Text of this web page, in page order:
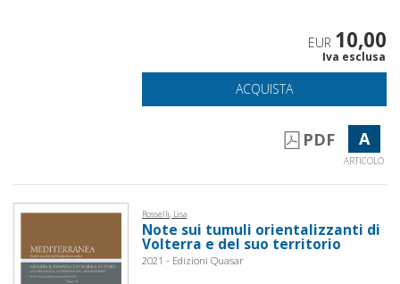
EUR 10,00
Iva esclusa
ACQUISTA
PDF A
ARTICOLO
Rosselli, Lisa
Note sui tumuli orientalizzanti di
Volterra e del suo territorio
2021 - Edizioni Quasar